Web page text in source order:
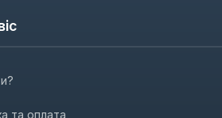
та оплата